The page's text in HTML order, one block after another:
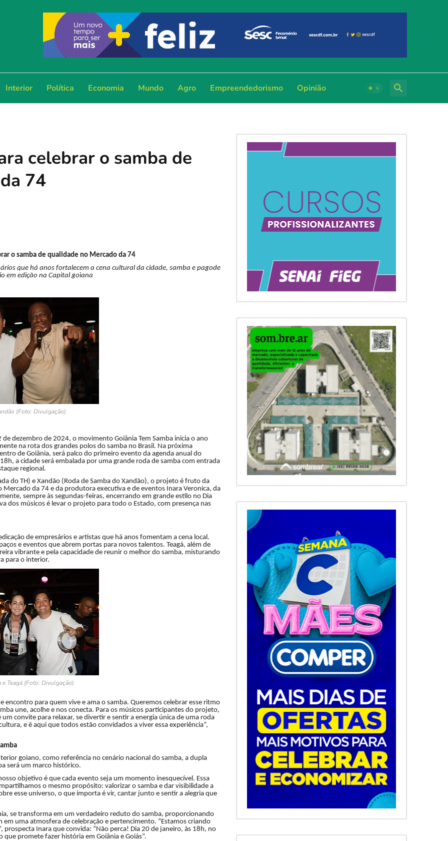
Interior Política Economia Mundo Agro Empreendedorismo Opinião
celebrar o samba de
74
o samba de qualidade no Mercado da 74
que há anos fortalecem a cena cultural da cidade, samba e pagode
em edição na Capital goiana
(Foto: Divulgação)
dezembro de 2024, o movimento Goiânia Tem Samba inicia o ano
na rota dos grandes polos do samba no Brasil. Na próxima
de Goiânia, será palco do primeiro evento da agenda anual do
a cidade será embalada por uma grande roda de samba com entrada
regional.
do TH) e Xandão (Roda de Samba do Xandão), o projeto é fruto da
da 74 e da produtora executiva e de eventos Inara Veronica, da
sempre às segundas-feiras, encerrando em grande estilo no Dia
dos músicos é levar o projeto para todo o Estado, com presença nas
de empresários e artistas que há anos fomentam a cena local.
e eventos que abrem portas para novos talentos. Teagá, além de
vibrante e pela capacidade de reunir o melhor do samba, misturando
para o interior.
e Teagá (Foto: Divulgação)
encontro para quem vive e ama o samba. Queremos celebrar esse ritmo
une, acolhe e nos conecta. Para os músicos participantes do projeto,
convite para relaxar, se divertir e sentir a energia única de uma roda
e é aqui que todos estão convidados a viver essa experiência”,
goiano, como referência no cenário nacional do samba, a dupla
será um marco histórico.
objetivo é que cada evento seja um momento inesquecível. Essa
o mesmo propósito: valorizar o samba e dar visibilidade a
esse universo, o que importa é vir, cantar junto e sentir a alegria que
se transforma em um verdadeiro reduto do samba, proporcionando
uma atmosfera de celebração e pertencimento. “Estamos criando
prospecta Inara que convida: “Não perca! Dia 20 de janeiro, às 18h, no
promete fazer história em Goiânia e Goiás”.